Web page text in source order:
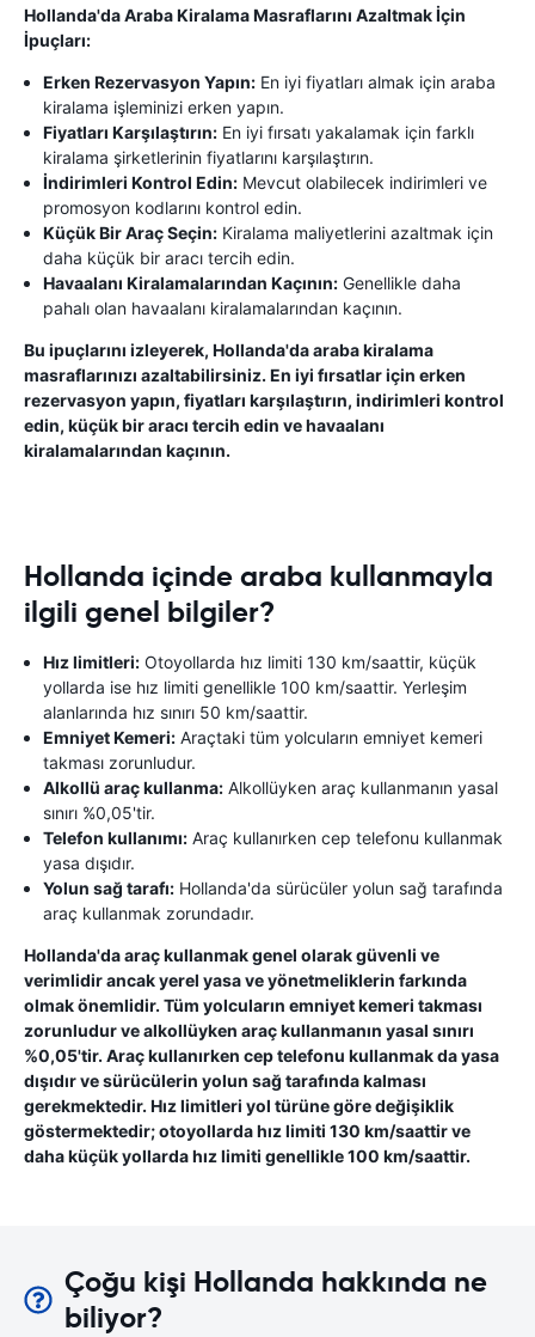
Hollanda'da Araba Kiralama Masraflarını Azaltmak İçin
İpuçları:
Erken Rezervasyon Yapın: En iyi fiyatları almak için araba
kiralama işleminizi erken yapın.
Fiyatları Karşılaştırın: En iyi fırsatı yakalamak için farklı
kiralama şirketlerinin fiyatlarını karşılaştırın.
İndirimleri Kontrol Edin: Mevcut olabilecek indirimleri ve
promosyon kodlarını kontrol edin.
Küçük Bir Araç Seçin: Kiralama maliyetlerini azaltmak için
daha küçük bir aracı tercih edin.
Havaalanı Kiralamalarından Kaçının: Genellikle daha
pahalı olan havaalanı kiralamalarından kaçının.
Bu ipuçlarını izleyerek, Hollanda'da araba kiralama
masraflarınızı azaltabilirsiniz. En iyi fırsatlar için erken
rezervasyon yapın, fiyatları karşılaştırın, indirimleri kontrol
edin, küçük bir aracı tercih edin ve havaalanı
kiralamalarından kaçının.
Hollanda içinde araba kullanmayla
ilgili genel bilgiler?
Hız limitleri: Otoyollarda hız limiti 130 km/saattir, küçük
yollarda ise hız limiti genellikle 100 km/saattir. Yerleşim
alanlarında hız sınırı 50 km/saattir.
Emniyet Kemeri: Araçtaki tüm yolcuların emniyet kemeri
takması zorunludur.
Alkollü araç kullanma: Alkollüyken araç kullanmanın yasal
sınırı %0,05'tir.
Telefon kullanımı: Araç kullanırken cep telefonu kullanmak
yasa dışıdır.
Yolun sağ tarafı: Hollanda'da sürücüler yolun sağ tarafında
araç kullanmak zorundadır.
Hollanda'da araç kullanmak genel olarak güvenli ve
verimlidir ancak yerel yasa ve yönetmeliklerin farkında
olmak önemlidir. Tüm yolcuların emniyet kemeri takması
zorunludur ve alkollüyken araç kullanmanın yasal sınırı
%0,05'tir. Araç kullanırken cep telefonu kullanmak da yasa
dışıdır ve sürücülerin yolun sağ tarafında kalması
gerekmektedir. Hız limitleri yol türüne göre değişiklik
göstermektedir; otoyollarda hız limiti 130 km/saattir ve
daha küçük yollarda hız limiti genellikle 100 km/saattir.
Çoğu kişi Hollanda hakkında ne
biliyor?